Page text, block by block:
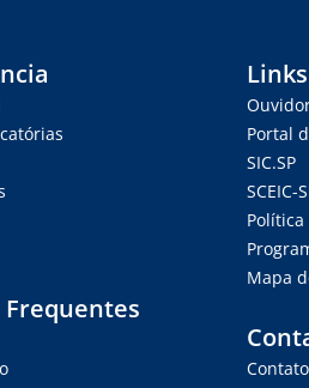
Portal
SIC.SP
SCEIC-
Mapa
Contato